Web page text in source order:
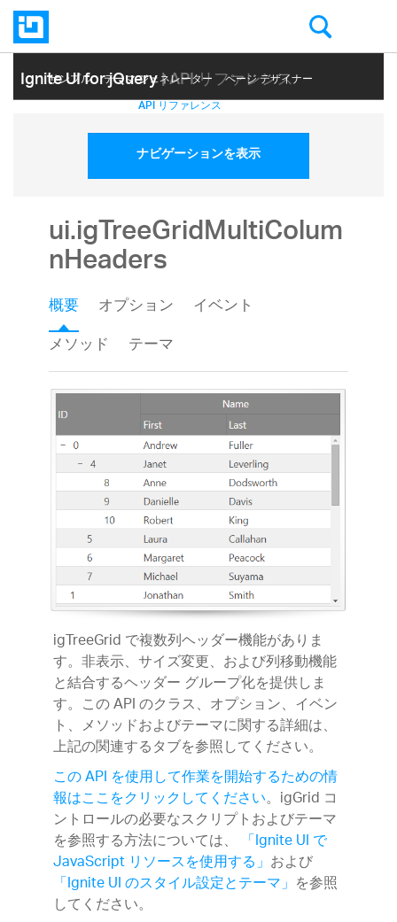
Ignite UI for jQuery| API リファレンス
サンプル テーマ ジェネレーター ページ デザイナー
ヘルプ トピック API リファレンス
ナビゲーションを表示
ui.igTreeGridMultiColum
nHeaders
概要 オプション
イベント
メソッド
テーマ
igTreeGrid で複数列ヘッダー機能がありま
す。非表示、サイズ変更、および列移動機能
と結合するヘッダー グループ化を提供しま
す。この API のクラス、オプション、イベン
ト、メソッドおよびテーマに関する詳細は、
上記の関連するタブを参照してください。
この API を使用して作業を開始するための情
報はここをクリックしてください。igGrid コ
ントロールの必要なスクリプトおよびテーマ
を参照する方法については、 「Ignite UI で
JavaScript リソースを使用する」 および
「Ignite UI のスタイル設定とテーマ」 を参照
してください。